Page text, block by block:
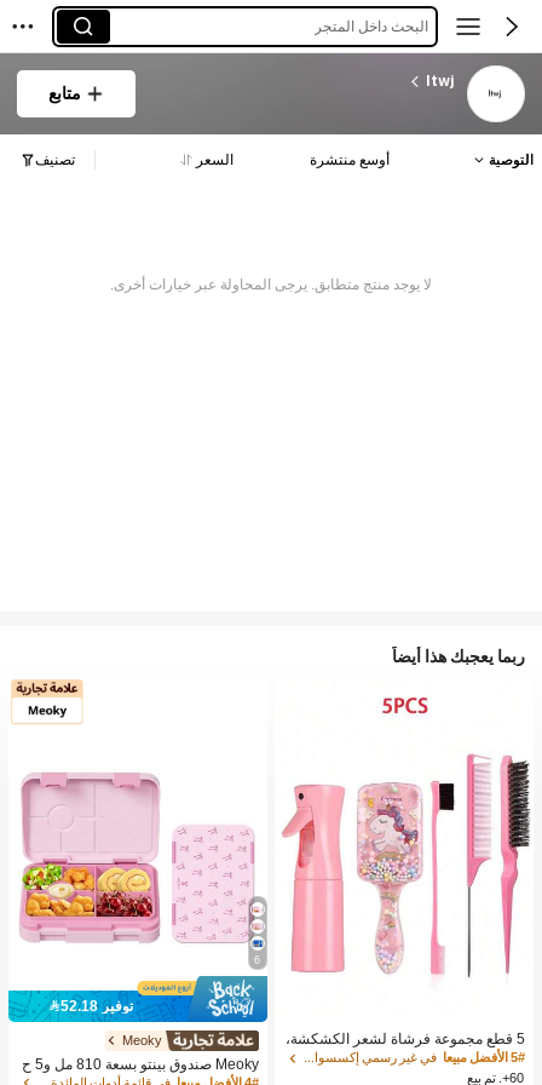
البحث داخل المتجر
ltwj
متابع
التوصية أوسع منتشرة السعر تصنيف
لا يوجد منتج متطابق. يرجى المحاولة عبر خيارات أخرى.
ربما يعجبك هذا أيضاً
5 قطع مجموعة فرشاة لشعر الكشكشة،
(6.8 أونصة/200 مل) زجاجة رذاذ رقيقة م
ستمرة، فرشاة فك التشابك ذات الرسوم
5# الأفضل مبيعا
في غير رسمي إكسسوارات شعر الأطفال
60+. تم بيع
6
توفير 52.18
Meoky
Meoky صندوق بينتو بسعة 810 مل و5 ح
جرات، صندوق غداء مانع للتسرب، حاوية ت